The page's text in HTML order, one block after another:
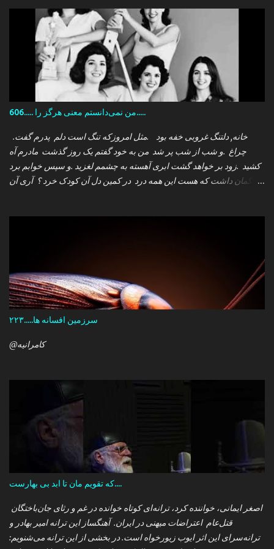
606..... من نمی‌دانستم معنی هرگز را.....
.خانه, دلتنگ غروبی خفه بود .مثل امروزکه تنگ است دلم پدرم گفت
چراغ .و شب از شب پر شد من به خود گفتم یک روز گذشت مادرم آه
کشید .زود بر خواهد گشت ابری آهسته به چشمم لغزید .و سپس خوابم برد
که گمان داشت که هست این همه درد در کمین دل آن کودک خرد ؟ آری آن
سرزمین افسانه ها.....۲۲۳
@کامرانیه
که تقویم مان تا ابد بی بهارست....
قتل‌عام اعتراضات میهنی در ایران. آهنگساز این ترانه امیر بهادر و
ترانه‌سرای این اثر ایوب زیورخواه است. در بخشی از این ترانه می‌شنویم: